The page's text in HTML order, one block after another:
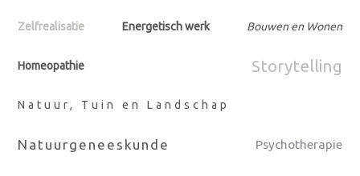
Zelfrealisatie Energetisch werk Bouwen en Wonen
Homeopathie Storytelling
Natuur, Tuin en Landschap
Natuurgeneeskunde Psychotherapie